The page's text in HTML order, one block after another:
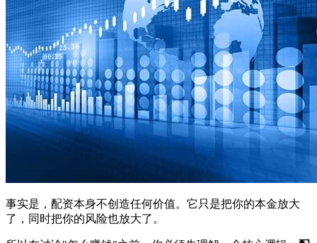
事实是，配资本身不创造任何价值。它只是把你的本金放大
了，同时把你的风险也放大了。